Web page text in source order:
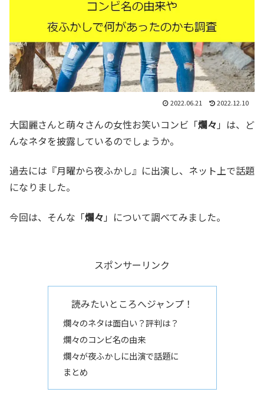
2022.06.21 2022.12.10
大国麗さんと萌々さんの女性お笑いコンビ「爛々 」は、ど
んなネタを披露しているのでしょうか。
過去には『月曜から夜ふかし』に出演し、ネット上で話題
になりました。
今回は、そんな「爛々 」について調べてみました。
スポンサーリンク
読みたいところへジャンプ！
爛々のネタは面白い？評判は？
爛々のコンビ名の由来
爛々が夜ふかしに出演で話題に
まとめ